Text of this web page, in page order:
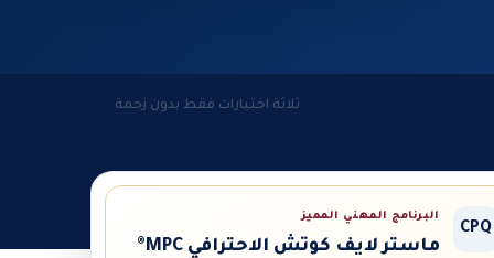
ثلاثة اختيارات فقط بدون زحمة
CPQ
البرنامج المهني المميز
ماستر لايف كوتش الاحترافي MPC®